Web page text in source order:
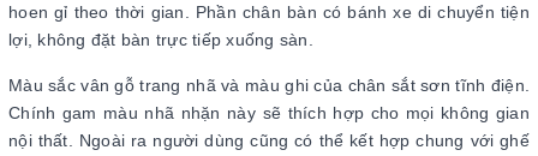
hoen gỉ theo thời gian. Phần chân bàn có bánh xe di chuyển tiện
lợi, không đặt bàn trực tiếp xuống sàn.
Màu sắc vân gỗ trang nhã và màu ghi của chân sắt sơn tĩnh điện.
Chính gam màu nhã nhặn này sẽ thích hợp cho mọi không gian
nội thất. Ngoài ra người dùng cũng có thể kết hợp chung với ghế